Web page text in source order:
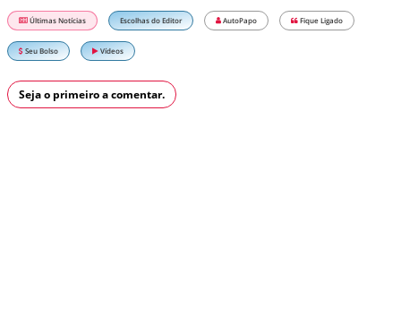
Últimas Notícias Escolhas do Editor AutoPapo Fique Ligado
Seu Bolso Vídeos
Seja o primeiro a comentar.